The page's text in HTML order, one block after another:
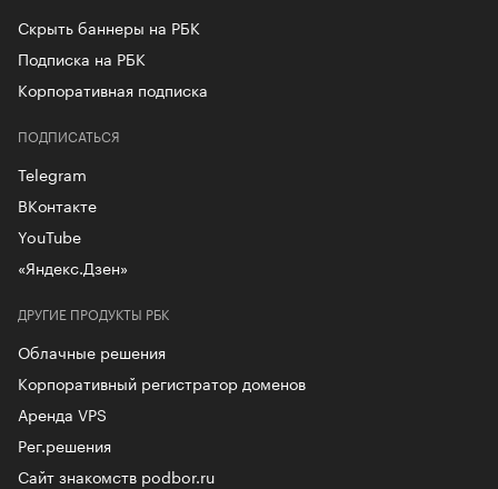
Скрыть баннеры на РБК
Подписка на РБК
Корпоративная подписка
ДРУГИЕ ПРОДУКТЫ РБК
Облачные решения
Корпоративный регистратор доменов
Аренда VPS
Рег.решения
Сайт знакомств podbor.ru
ПОДПИСАТЬСЯ
Telegram
ВКонтакте
YouTube
«Яндекс.Дзен»